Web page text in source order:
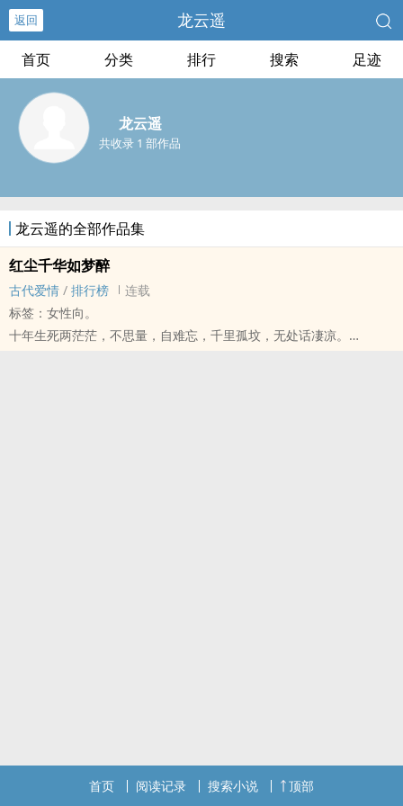
返回 龙云遥
首页 分类 排行 搜索 足迹
龙云遥
共收录 1 部作品
龙云遥的全部作品集
红尘千华如梦醉
古代爱情 / 排行榜
连载
标签：女性向。
十年生死两茫茫，不思量，自难忘，千里孤坟，无处话凄凉。
首页 阅读记录 搜索小说 顶部